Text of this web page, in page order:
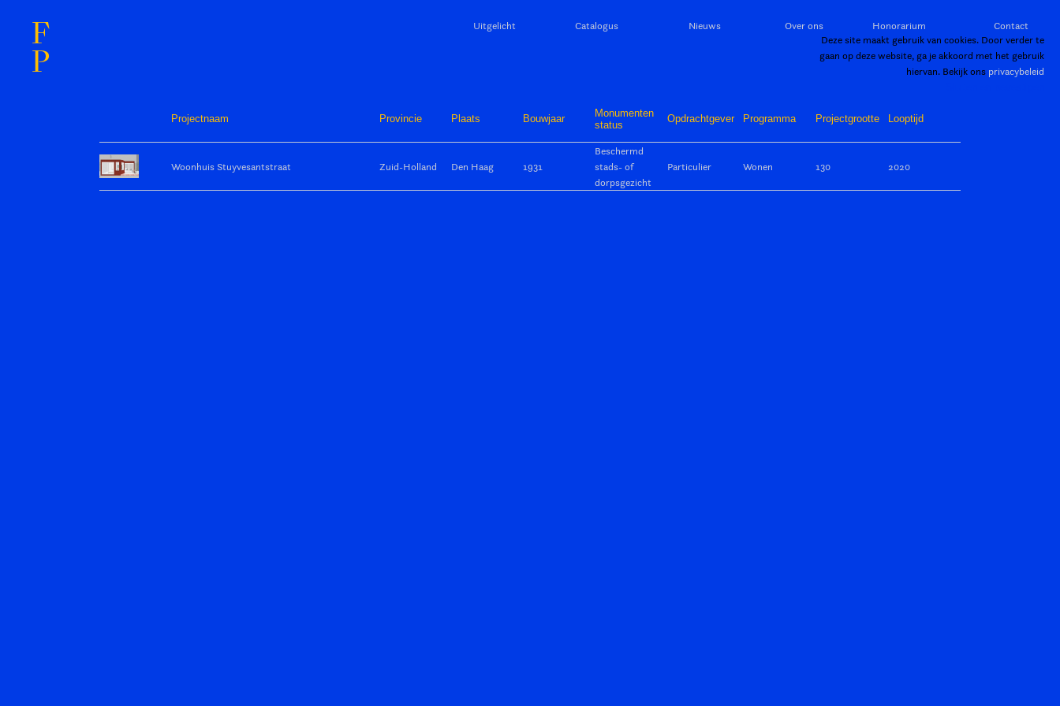
Deze site maakt gebruik van cookies. Door verder te
gaan op deze website, ga je akkoord met het gebruik
hiervan. Bekijk ons privacybeleid
F
P
Uitgelicht Catalogus Nieuws Over ons Honorarium Contact
Projectnaam Provincie Plaats Bouwjaar
Monumenten
status
Opdrachtgever Programma Projectgrootte Looptijd
Woonhuis Stuyvesantstraat Zuid-Holland Den Haag 1931
Beschermd
stads- of
dorpsgezicht
Particulier Wonen 130 2020